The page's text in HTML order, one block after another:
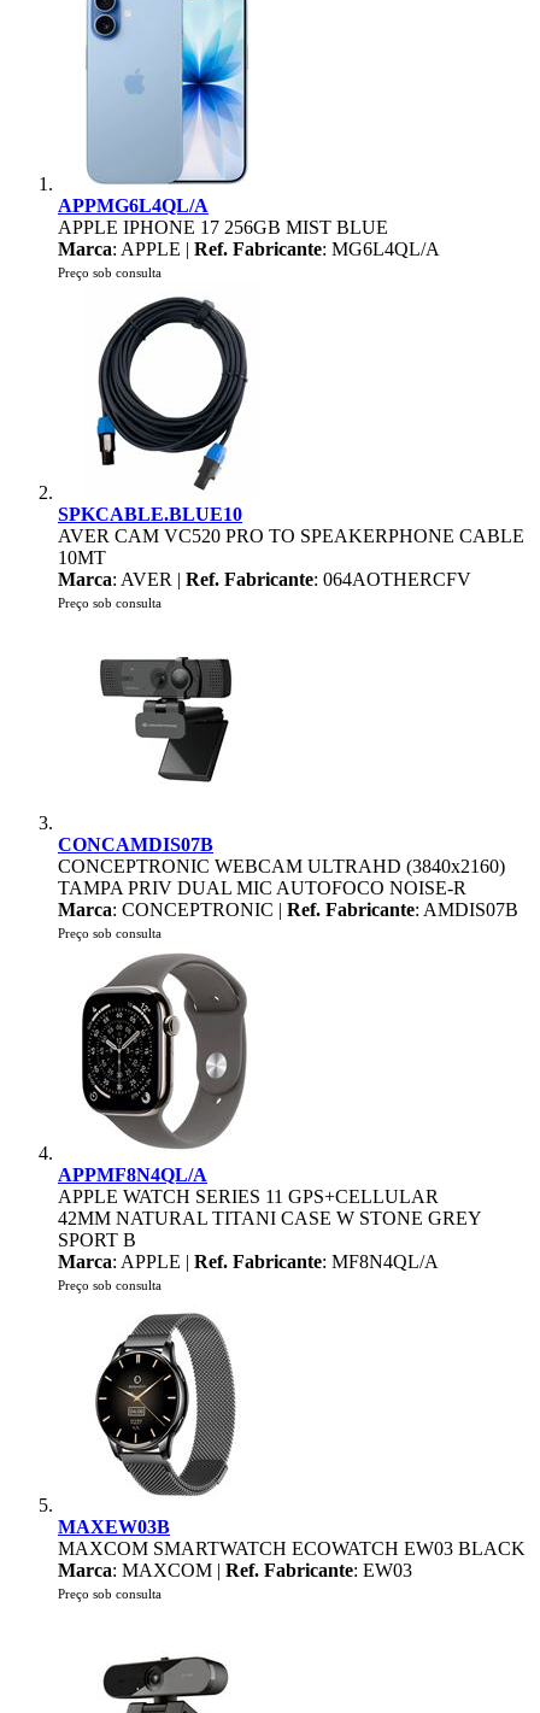
APPMG6L4QL/A
APPLE IPHONE 17 256GB MIST BLUE
Marca: APPLE | Ref. Fabricante: MG6L4QL/A
Preço sob consulta
SPKCABLE.BLUE10
AVER CAM VC520 PRO TO SPEAKERPHONE CABLE
10MT
Marca: AVER | Ref. Fabricante: 064AOTHERCFV
Preço sob consulta
CONCAMDIS07B
CONCEPTRONIC WEBCAM ULTRAHD (3840x2160)
TAMPA PRIV DUAL MIC AUTOFOCO NOISE-R
Marca: CONCEPTRONIC | Ref. Fabricante: AMDIS07B
Preço sob consulta
APPMF8N4QL/A
APPLE WATCH SERIES 11 GPS+CELLULAR
42MM NATURAL TITANI CASE W STONE GREY
SPORT B
Marca: APPLE | Ref. Fabricante: MF8N4QL/A
Preço sob consulta
MAXEW03B
MAXCOM SMARTWATCH ECOWATCH EW03 BLACK
Marca: MAXCOM | Ref. Fabricante: EW03
Preço sob consulta